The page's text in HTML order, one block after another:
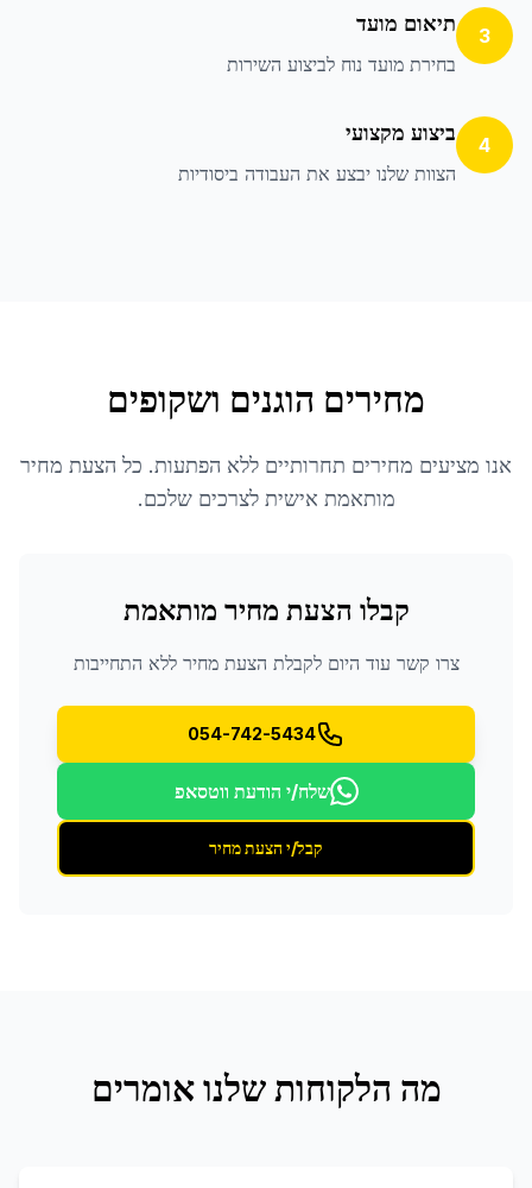
3 תיאום מועד
בחירת מועד נוח לביצוע השירות
4 ביצוע מקצועי
הצוות שלנו יבצע את העבודה ביסודיות
מחירים הוגנים ושקופים
אנו מציעים מחירים תחרותיים ללא הפתעות. כל הצעת מחיר
מותאמת אישית לצרכים שלכם.
קבלו הצעת מחיר מותאמת
צרו קשר עוד היום לקבלת הצעת מחיר ללא התחייבות
054-742-5434
שלח/י הודעת ווטסאפ
קבל/י הצעת מחיר
מה הלקוחות שלנו אומרים